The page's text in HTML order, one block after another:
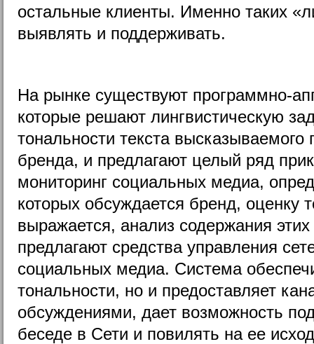
остальные клиенты. Именно таких
выявлять и поддерживать.
На рынке существуют программно-
которые решают лингвистическую
тональности текста высказываемого
бренда, и предлагают целый ряд
мониторинг социальных медиа,
которых обсуждается бренд, оценку
выражается, анализ содержания
предлагают средства управления
социальных медиа. Система
тональности, но и предоставляет
обсуждениями, дает возможность
беседе в Сети и повилять на ее